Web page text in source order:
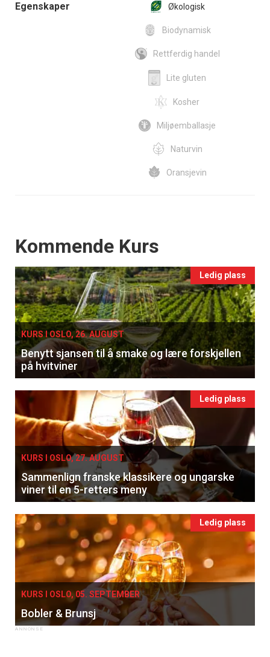
Egenskaper Økologisk
Biodynamisk
Rettferdig handel
Lite gluten
Kosher
Miljøemballasje
Naturvin
Oransjevin
Events
Kommende Kurs
Ledig plass
KURS I OSLO, 26. AUGUST
Benytt sjansen til å smake og lære forskjellen
på hvitviner
Ledig plass
KURS I OSLO, 27. AUGUST
Sammenlign franske klassikere og ungarske
viner til en 5-retters meny
Ledig plass
KURS I OSLO, 05. SEPTEMBER
Bobler & Brunsj